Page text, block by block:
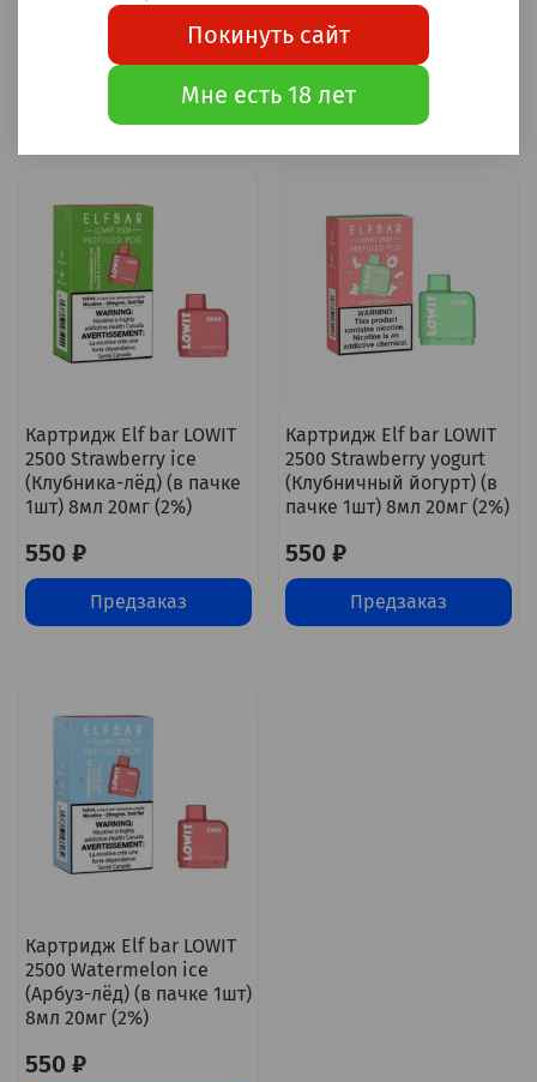
Предзаказ
550 ₽
Предзаказ
Картридж Elf bar LOWIT
2500 Strawberry ice
(Клубника-лёд) (в пачке
1шт) 8мл 20мг (2%)
550 ₽
Предзаказ
Картридж Elf bar LOWIT
2500 Strawberry yogurt
(Клубничный йогурт) (в
пачке 1шт) 8мл 20мг (2%)
550 ₽
Предзаказ
Картридж Elf bar LOWIT
2500 Watermelon ice
(Арбуз-лёд) (в пачке 1шт)
8мл 20мг (2%)
550 ₽
Покинуть сайт
Мне есть 18 лет